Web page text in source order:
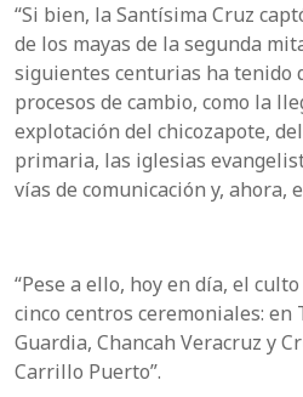
“Si bien, la Santísima Cruz
de los mayas de la segunda
siguientes centurias ha tenido
procesos de cambio, como la
explotación del chicozapote,
primaria, las iglesias
vías de comunicación y,
“Pese a ello, hoy en día, el
cinco centros ceremoniales: en
Guardia, Chancah Veracruz y
Carrillo Puerto”.